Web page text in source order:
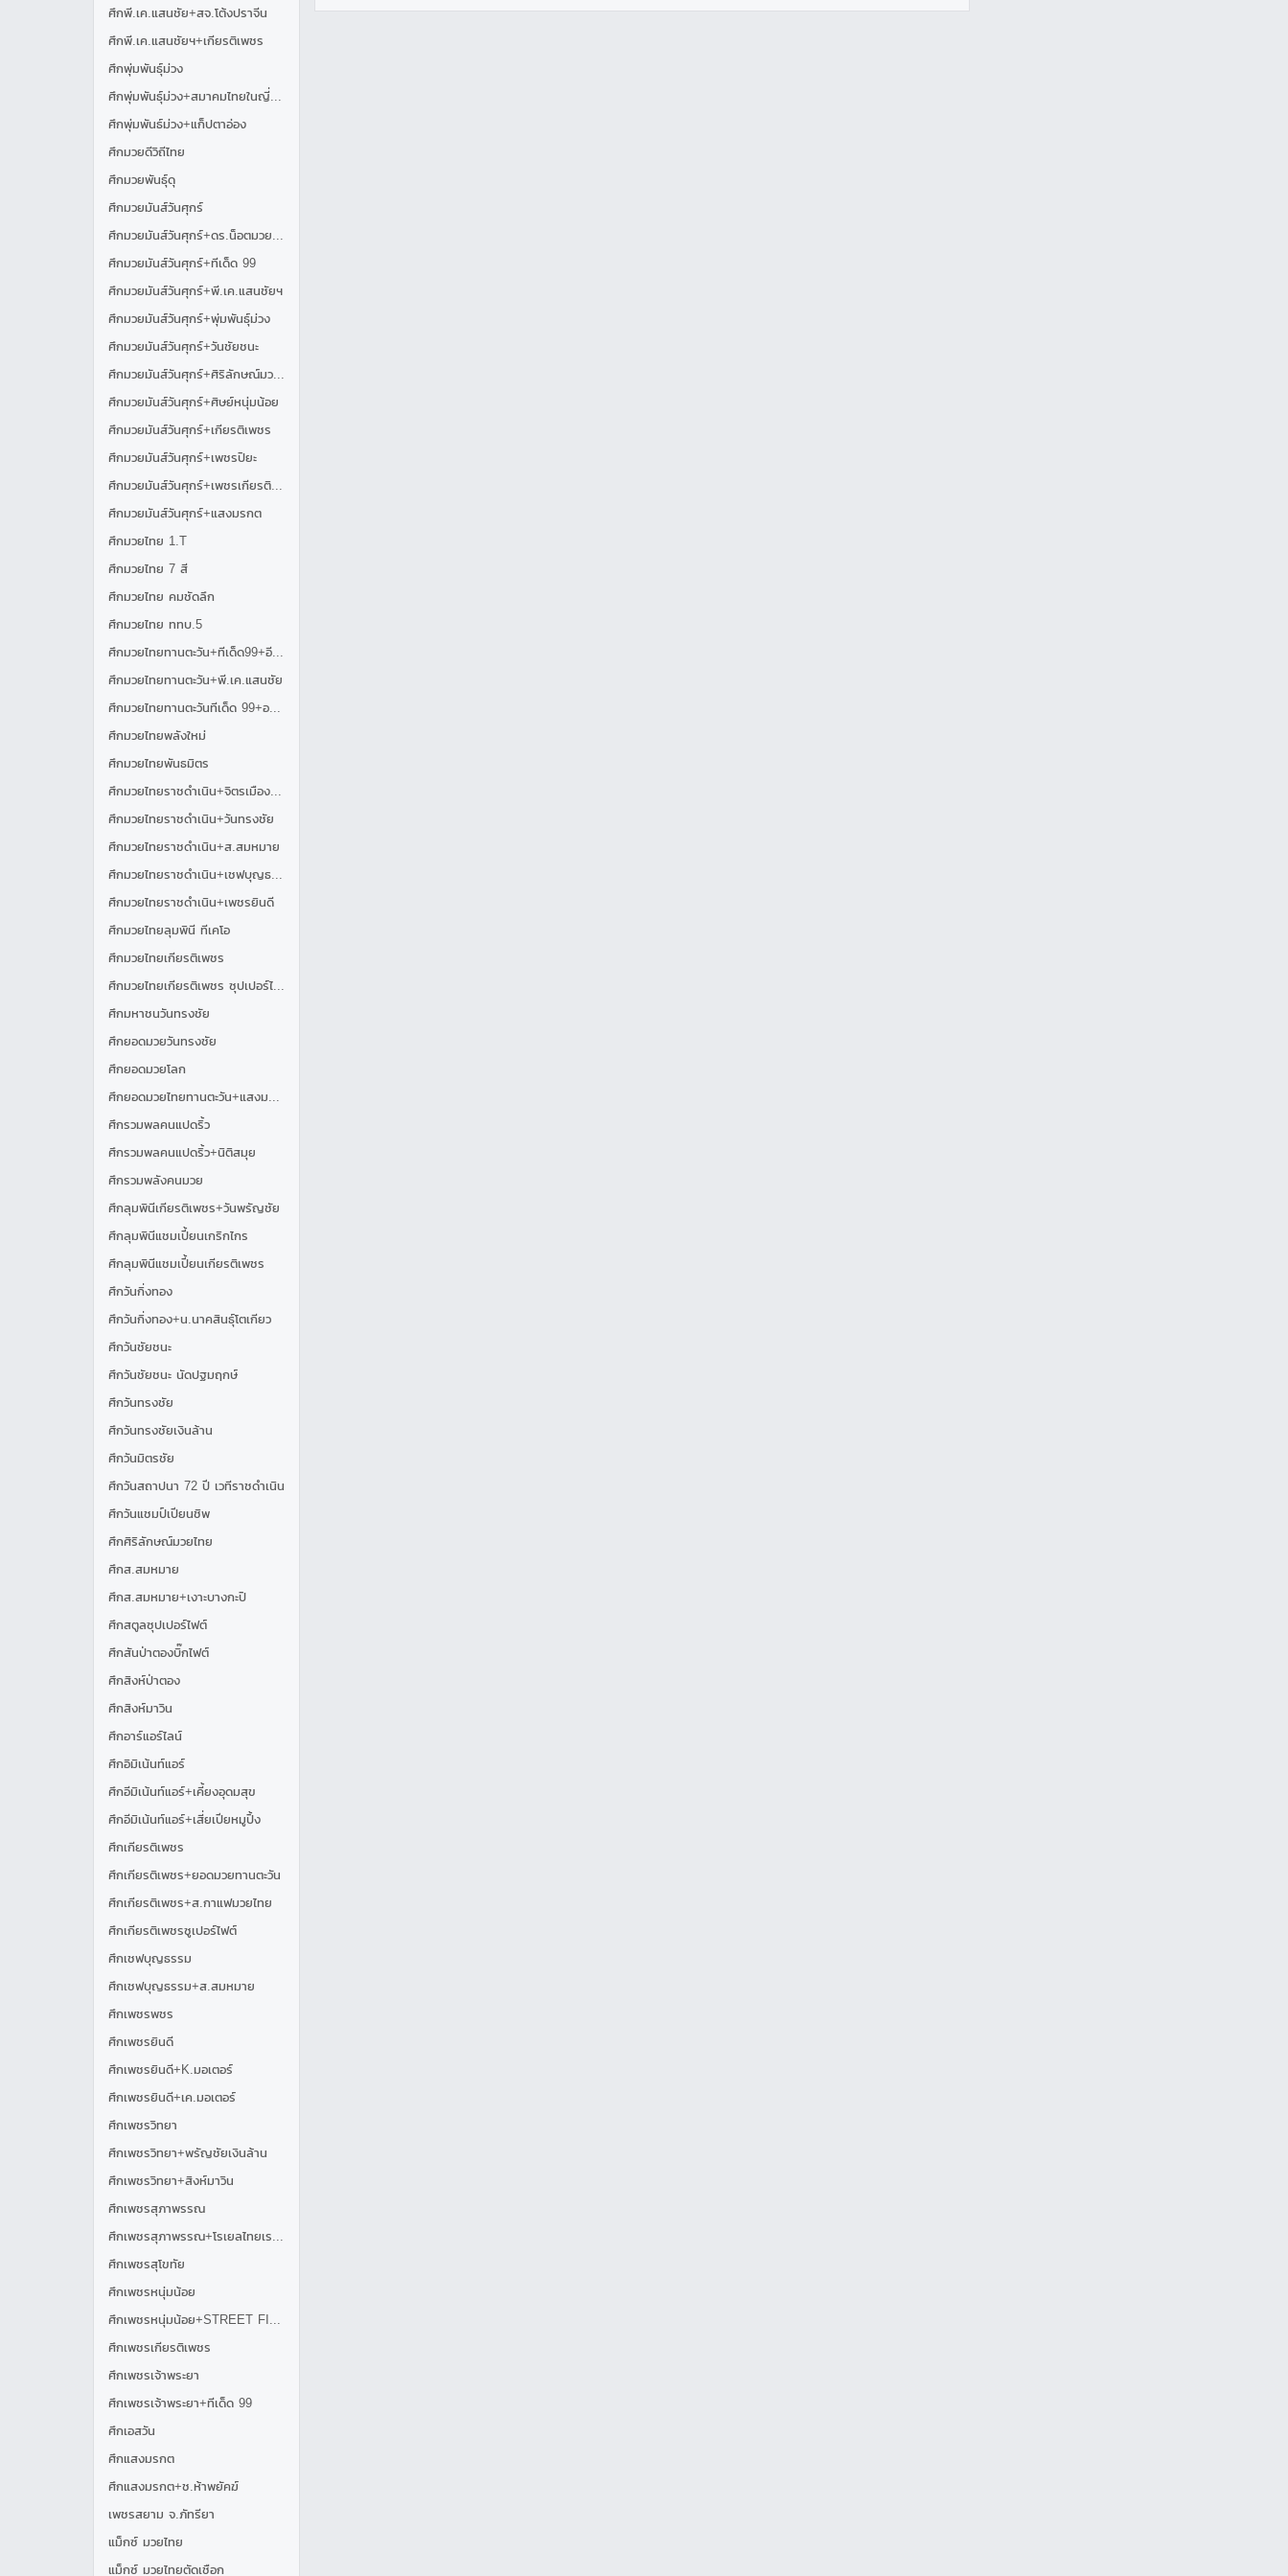
ศึกพี.เค.แสนชัย+สจ.โต้งปราจีน
ศึกพี.เค.แสนชัยฯ+เกียรติเพชร
ศึกพุ่มพันธุ์ม่วง
ศึกพุ่มพันธุ์ม่วง+สมาคมไทยในญี่ปุ่น
ศึกพุ่มพันธ์ม่วง+แก็ปตาอ่อง
ศึกมวยดีวิถีไทย
ศึกมวยพันธุ์ดุ
ศึกมวยมันส์วันศุกร์
ศึกมวยมันส์วันศุกร์+ดร.น็อตมวยไทย
ศึกมวยมันส์วันศุกร์+ทีเด็ด 99
ศึกมวยมันส์วันศุกร์+พี.เค.แสนชัยฯ
ศึกมวยมันส์วันศุกร์+พุ่มพันธุ์ม่วง
ศึกมวยมันส์วันศุกร์+วันชัยชนะ
ศึกมวยมันส์วันศุกร์+ศิริลักษณ์มวยไทย
ศึกมวยมันส์วันศุกร์+ศิษย์หนุ่มน้อย
ศึกมวยมันส์วันศุกร์+เกียรติเพชร
ศึกมวยมันส์วันศุกร์+เพชรปิยะ
ศึกมวยมันส์วันศุกร์+เพชรเกียรติเพชร
ศึกมวยมันส์วันศุกร์+แสงมรกต
ศึกมวยไทย 1.T
ศึกมวยไทย 7 สี
ศึกมวยไทย คมชัดลึก
ศึกมวยไทย ททบ.5
ศึกมวยไทยทานตะวัน+ทีเด็ด99+อีมิเน้นท์แอร์
ศึกมวยไทยทานตะวัน+พี.เค.แสนชัย
ศึกมวยไทยทานตะวันทีเด็ด 99+อาร์แอร์ไลน์
ศึกมวยไทยพลังใหม่
ศึกมวยไทยพันธมิตร
ศึกมวยไทยราชดำเนิน+จิตรเมืองนนท์
ศึกมวยไทยราชดำเนิน+วันทรงชัย
ศึกมวยไทยราชดำเนิน+ส.สมหมาย
ศึกมวยไทยราชดำเนิน+เชฟบุญธรรม
ศึกมวยไทยราชดำเนิน+เพชรยินดี
ศึกมวยไทยลุมพินี ทีเคโอ
ศึกมวยไทยเกียรติเพชร
ศึกมวยไทยเกียรติเพชร ซุปเปอร์ไฟต์
ศึกมหาชนวันทรงชัย
ศึกยอดมวยวันทรงชัย
ศึกยอดมวยโลก
ศึกยอดมวยไทยทานตะวัน+แสงมรกต
ศึกรวมพลคนแปดริ้ว
ศึกรวมพลคนแปดริ้ว+นิติสมุย
ศึกรวมพลังคนมวย
ศึกลุมพินีเกียรติเพชร+วันพรัญชัย
ศึกลุมพินีแชมเปี้ยนเกริกไกร
ศึกลุมพินีแชมเปี้ยนเกียรติเพชร
ศึกวันกิ่งทอง
ศึกวันกิ่งทอง+น.นาคสินธุ์โตเกียว
ศึกวันชัยชนะ
ศึกวันชัยชนะ นัดปฐมฤกษ์
ศึกวันทรงชัย
ศึกวันทรงชัยเงินล้าน
ศึกวันมิตรชัย
ศึกวันสถาปนา 72 ปี เวทีราชดำเนิน
ศึกวันแชมป์เปียนชิพ
ศึกศิริลักษณ์มวยไทย
ศึกส.สมหมาย
ศึกส.สมหมาย+เงาะบางกะปิ
ศึกสตูลซุปเปอร์ไฟต์
ศึกสันป่าตองบิ๊กไฟต์
ศึกสิงห์ป่าตอง
ศึกสิงห์มาวิน
ศึกอาร์แอร์ไลน์
ศึกอิมิเน้นท์แอร์
ศึกอีมิเน้นท์แอร์+เคี้ยงอุดมสุข
ศึกอีมิเน้นท์แอร์+เสี่ยเปียหมูปิ้ง
ศึกเกียรติเพชร
ศึกเกียรติเพชร+ยอดมวยทานตะวัน
ศึกเกียรติเพชร+ส.กาแฟมวยไทย
ศึกเกียรติเพชรซูเปอร์ไฟต์
ศึกเชฟบุญธรรม
ศึกเชฟบุญธรรม+ส.สมหมาย
ศึกเพชรพชร
ศึกเพชรยินดี
ศึกเพชรยินดี+K.มอเตอร์
ศึกเพชรยินดี+เค.มอเตอร์
ศึกเพชรวิทยา
ศึกเพชรวิทยา+พรัญชัยเงินล้าน
ศึกเพชรวิทยา+สิงห์มาวิน
ศึกเพชรสุภาพรรณ
ศึกเพชรสุภาพรรณ+โรเยลไทยเรสซิเด้นซ์
ศึกเพชรสุโขทัย
ศึกเพชรหนุ่มน้อย
ศึกเพชรหนุ่มน้อย+STREET FIGHT
ศึกเพชรเกียรติเพชร
ศึกเพชรเจ้าพระยา
ศึกเพชรเจ้าพระยา+ทีเด็ด 99
ศึกเอสวัน
ศึกแสงมรกต
ศึกแสงมรกต+ช.ห้าพยัคฆ์
เพชรสยาม จ.ภัทรียา
แม็กซ์ มวยไทย
แม็กซ์ มวยไทยตัดเชือก